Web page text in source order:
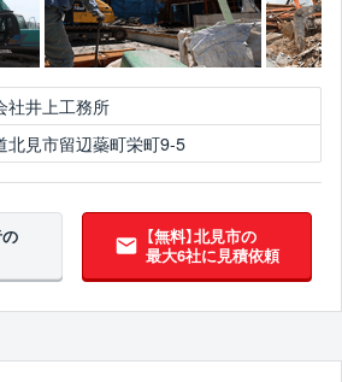
社井上工務所
北見市留辺蘂町栄町9-5
【無料】北見市の
最大6社に見積依頼